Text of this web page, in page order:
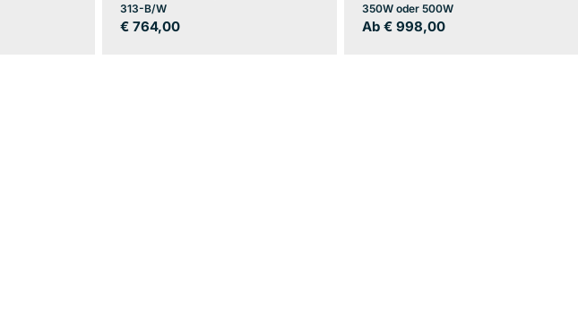
313-B/W
Regulärer
€ 764,00
350W oder 500W
Regulärer
Ab € 998,00